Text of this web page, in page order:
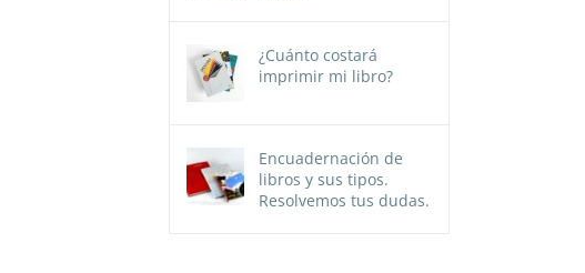
¿Cuánto costará
imprimir mi libro?
Encuadernación de
libros y sus tipos.
Resolvemos tus dudas.